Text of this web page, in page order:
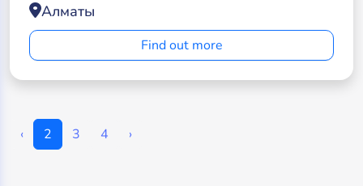
Алматы
Find out more
‹ 2 3 4 ›